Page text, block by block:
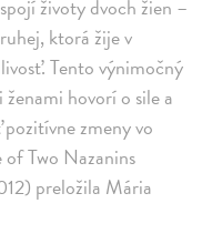
životy dvoch žien –
ktorá žije v
Tento výnimočný
hovorí o sile a
zmeny vo
of Two Nazanins
preložila Mária